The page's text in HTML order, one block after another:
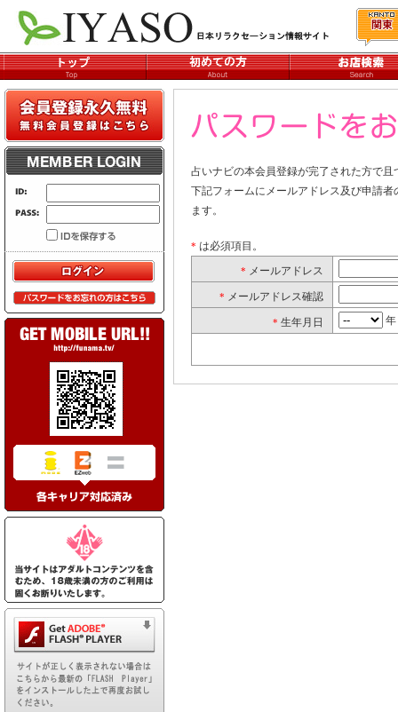
占いナビの本会員登録が完了された方で
下記フォームにメールアドレス及び申請
ます。
* は必須項目。
* メールアドレス
* メールアドレス確認
* 生年月日 年